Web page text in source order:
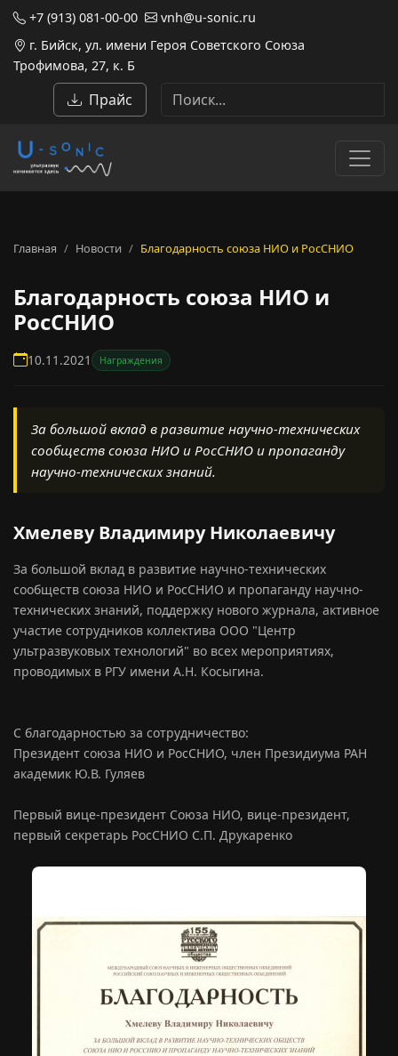
+7 (913) 081-00-00
vnh@u-sonic.ru
г. Бийск, ул. имени Героя Советского Союза
Трофимова, 27, к. Б
Прайс
Главная Новости Благодарность союза НИО и РосСНИО
Благодарность союза НИО и
РосСНИО
10.11.2021 Награждения
За большой вклад в развитие научно-технических
сообществ союза НИО и РосСНИО и пропаганду
научно-технических знаний.
Хмелеву Владимиру Николаевичу
За большой вклад в развитие научно-технических
сообществ союза НИО и РосСНИО и пропаганду научно-
технических знаний, поддержку нового журнала, активное
участие сотрудников коллектива ООО "Центр
ультразвуковых технологий" во всех мероприятиях,
проводимых в РГУ имени А.Н. Косыгина.
С благодарностью за сотрудничество:
Президент союза НИО и РосСНИО, член Президиума РАН
академик Ю.В. Гуляев
Первый вице-президент Союза НИО, вице-президент,
первый секретарь РосСНИО С.П. Друкаренко